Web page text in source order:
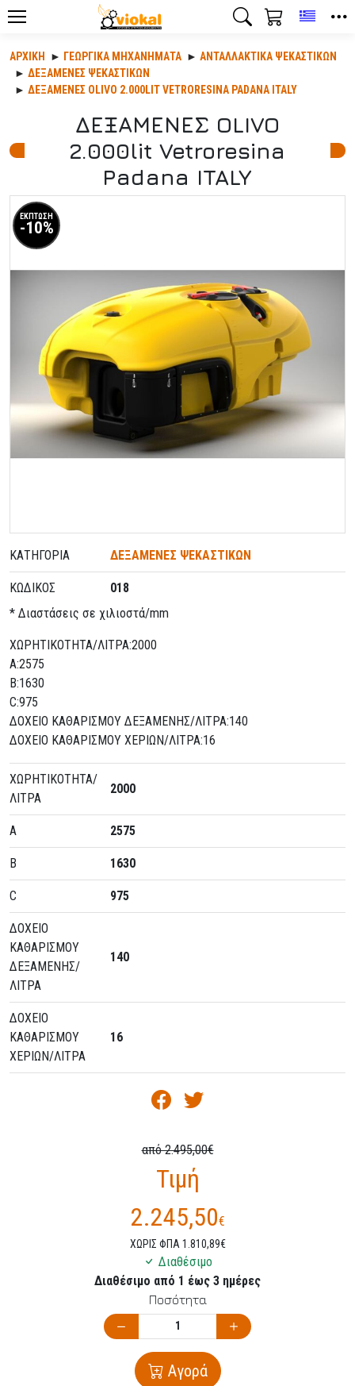
ΑΡΧΙΚΉ ΓΕΩΡΓΙΚΆ ΜΗΧΑΝΉΜΑΤΑ
ΑΝΤΑΛΛΑΚΤΙΚΆ ΨΕΚΑΣΤΙΚΏΝ
ΔΕΞΑΜΕΝΕΣ ΨΕΚΑΣΤΙΚΩΝ
ΔΕΞΑΜΕΝΕΣ OLIVO 2.000LIT VETRORESINA PADANA ITALY
ΔΕΞΑΜΕΝΕΣ OLIVO
2.000lit Vetroresina
Padana ITALY
ΕΚΠΤΩΣΗ
-10%
ΚΑΤΗΓΟΡΊΑ ΔΕΞΑΜΕΝΕΣ ΨΕΚΑΣΤΙΚΩΝ
ΚΩΔΙΚΌΣ
018
* Διαστάσεις σε χιλιοστά/mm
ΧΩΡΗΤΙΚΟΤΗΤΑ/ΛΙΤΡΑ:2000
A:2575
B:1630
C:975
ΔΟΧΕΙΟ ΚΑΘΑΡΙΣΜΟΥ ΔΕΞΑΜΕΝΗΣ/ΛΙΤΡΑ:140
ΔΟΧΕΙΟ ΚΑΘΑΡΙΣΜΟΥ ΧΕΡΙΩΝ/ΛΙΤΡΑ:16
ΧΩΡΗΤΙΚΟΤΗΤΑ/
ΛΙΤΡΑ
2000
A 2575
B 1630
C 975
ΔΟΧΕΙΟ
ΚΑΘΑΡΙΣΜΟΥ
ΔΕΞΑΜΕΝΗΣ/
ΛΙΤΡΑ
140
ΔΟΧΕΙΟ
ΚΑΘΑΡΙΣΜΟΥ
ΧΕΡΙΩΝ/ΛΙΤΡΑ
16
από 2.495,00€
Τιμή
2.245,50€
ΧΩΡΙΣ ΦΠΑ 1.810,89€
Διαθέσιμο
Διαθέσιμο από 1 έως 3 ημέρες
Ποσότητα
Αγορά